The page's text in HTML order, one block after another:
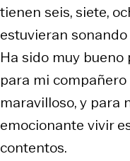
tienen seis, siete,
estuvieran
Ha sido muy
para mi
maravilloso, y para
emocionante vivir
contentos.